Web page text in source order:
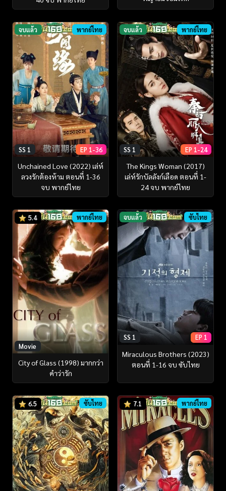
จบแล้ว พากย์ไทย
SS 1 EP 1-36
Unchained Love (2022) เล่ห์
ลวงรักต้องห้าม ตอนที่ 1-36
จบ พากย์ไทย
จบแล้ว พากย์ไทย
SS 1 EP 1-24
The Kings Woman (2017)
เล่ห์รักบัลลังก์เลือด ตอนที่ 1-
24 จบ พากย์ไทย
5.4 พากย์ไทย
Movie
City of Glass (1998) มากกว่า
คำว่ารัก
จบแล้ว ซับไทย
SS 1 EP 1
Miraculous Brothers (2023)
ตอนที่ 1-16 จบ ซับไทย
6.5 ซับไทย 7.1 พากย์ไทย